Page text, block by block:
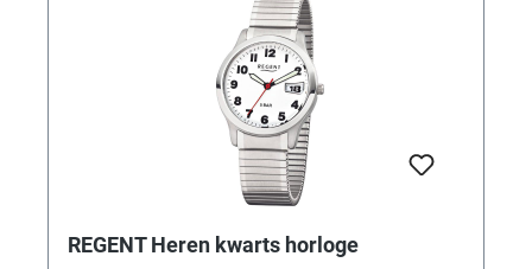
REGENT Heren kwarts horloge